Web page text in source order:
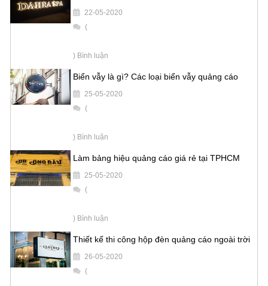
22-05-2020
(
) Bình luận
Biển vẫy là gì? Các loại biển vẫy quảng cáo
25-05-2020
(
) Bình luận
Làm bảng hiệu quảng cáo giá rẻ tại TPHCM
25-05-2020
(
) Bình luận
Thiết kế thi công hộp đèn quảng cáo ngoài trời
26-05-2020
(